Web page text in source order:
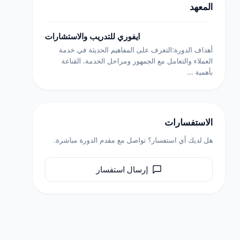
المعهد
ايفوري للتدريب والاستشارات
أهداف الدورة:التعرف على المفاهيم الحديثة في خدمة
العملاء والتعامل مع الجمهور ومراحل الخدمة. القناعة
بأهمية ...
الاستفسارات
هل لديك أي استفسار؟ تواصل مع مقدم الدورة مباشرة.
إرسال استفسار